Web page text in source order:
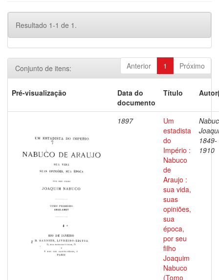
Resultado 1-1 de 1.
Anterior 1 Próximo
Conjunto de itens:
Pré-visualização
Data do
documento
Título
1897
Um
estadista
do
Império :
Nabuco
de
Araujo :
sua vida,
suas
opiniões,
sua
época,
por seu
filho
Joaquim
Nabuco
(Tomo
1849-
1910